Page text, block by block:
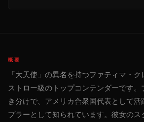
概要
「大天使」の異名を持つファティマ・
ストロー級のトップコンテンダーです。
き分けで、アメリカ合衆国代表として活
プラーとして知られています。彼女のス